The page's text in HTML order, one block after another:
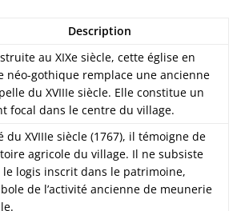
Description
au XIXe siècle, cette église en
néo-gothique remplace une ancienne
du XVIIIe siècle. Elle constitue un
focal dans le centre du village.
du XVIIIe siècle (1767), il témoigne de
agricole du village. Il ne subsiste
le logis inscrit dans le patrimoine,
de l’activité ancienne de meunerie